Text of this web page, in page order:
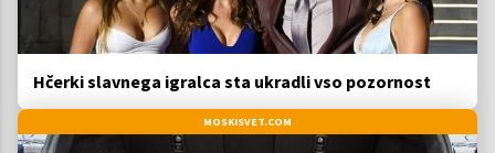
Hčerki slavnega igralca sta ukradli vso pozornost
MOSKISVET.COM